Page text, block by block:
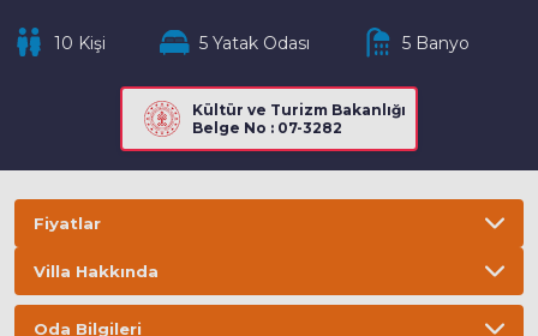
10 Kişi 5 Yatak Odası 5 Banyo
Kültür ve Turizm Bakanlığı
Belge No : 07-3282
Fiyatlar
Villa Hakkında
Oda Bilgileri